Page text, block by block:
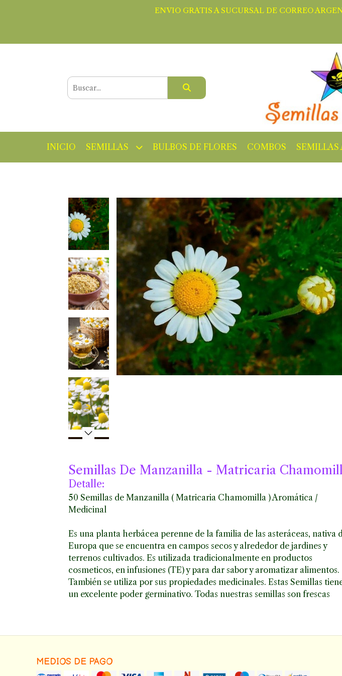
ENVIO GRATIS A SUCURSAL DE CORREO
INICIO SEMILLAS BULBOS DE FLORES COMBOS SEMILLAS
Semillas De Manzanilla - Matricaria
Detalle:
50 Semillas de Manzanilla ( Matricaria Chamomilla ) Aromática /
Medicinal
Es una planta herbácea perenne de la familia de las asteráceas, nativa
Europa que se encuentra en campos secos y alrededor de jardines y
terrenos cultivados. Es utilizada tradicionalmente en productos
cosmeticos, en infusiones (TE) y para dar sabor y aromatizar alimentos.
También se utiliza por sus propiedades medicinales. Estas Semillas
un excelente poder germinativo. Todas nuestras semillas son frescas
MEDIOS DE PAGO